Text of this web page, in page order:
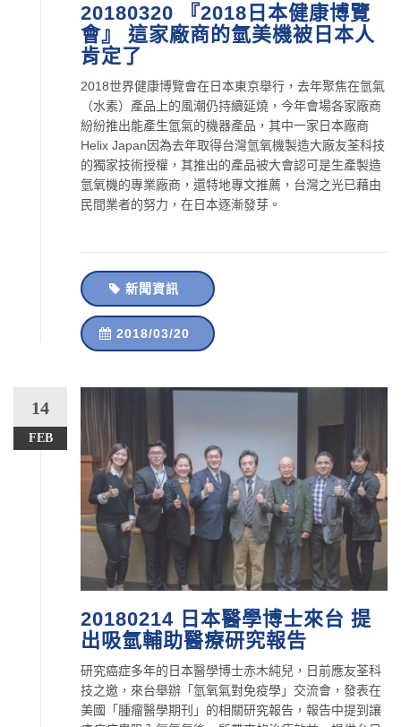
20180320 『2018日本健康博覽
會』 這家廠商的氫美機被日本人
肯定了
2018世界健康博覽會在日本東京舉行，去年聚焦在氫氣
（水素）產品上的風潮仍持續延燒，今年會場各家廠商
紛紛推出能產生氫氣的機器產品，其中一家日本廠商
Helix Japan因為去年取得台灣氫氧機製造大廠友荃科技
的獨家技術授權，其推出的產品被大會認可是生產製造
氫氧機的專業廠商，還特地專文推薦，台灣之光已藉由
民間業者的努力，在日本逐漸發芽。
新聞資訊
2018/03/20
14
FEB
20180214 日本醫學博士來台 提
出吸氫輔助醫療研究報告
研究癌症多年的日本醫學博士赤木純兒，日前應友荃科
技之邀，來台舉辦「氫氧氣對免疫學」交流會，發表在
美國「腫瘤醫學期刊」的相關研究報告，報告中提到讓